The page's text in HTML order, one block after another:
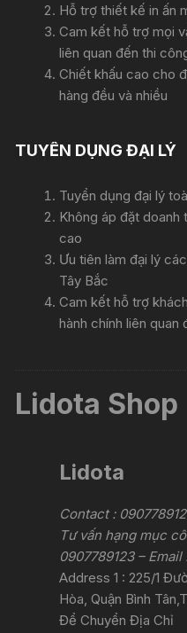
Hỗ trợ thiết kế in ấn
Cam kết hỗ trợ mọi
liên quan đến thi
Chiết khấu cao cho
hàng đều và nhiều
TUYỂN DỤNG ĐẠI LÝ
Tuyển dụng đại lý
Không áp đặt doanh
cao
Ưu tiên làm đại lý
Tây Bắc
Cam kết hỗ trợ
hành chính liên quan
Lidota Shop
Lidota
Contact :
Tư vấn hạng mục
0907789123 – Email
Address 1 : 225/1
Hòa, Quận Bình
Để Chuyển Địa Chỉ